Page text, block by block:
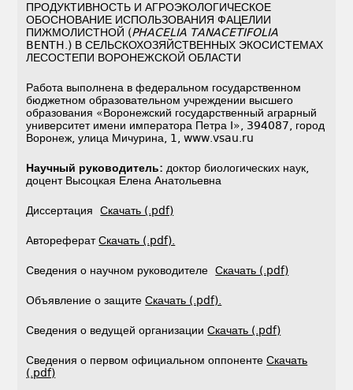
ПРОДУКТИВНОСТЬ И АГРОЭКОЛОГИЧЕСКОЕ
ОБОСНОВАНИЕ ИСПОЛЬЗОВАНИЯ ФАЦЕЛИИ
ПИЖМОЛИСТНОЙ (PHACELIA TANACETIFOLIA
BENTH.) В СЕЛЬСКОХОЗЯЙСТВЕННЫХ ЭКОСИСТЕМАХ
ЛЕСОСТЕПИ ВОРОНЕЖСКОЙ ОБЛАСТИ
Работа выполнена в федеральном государственном
бюджетном образовательном учреждении высшего
образования «Воронежский государственный аграрный
университет имени императора Петра I», 394087, город
Воронеж, улица Мичурина, 1, www.vsau.ru
Научный руководитель: доктор биологических наук,
доцент Высоцкая Елена Анатольевна
ДиссертацияСкачать (.pdf)
АвторефератСкачать (.pdf).
Сведения о научном руководителеСкачать (.pdf)
Объявление о защитеСкачать (.pdf).
Сведения о ведущей организацииСкачать (.pdf)
Сведения о первом официальном оппонентеСкачать
(.pdf)